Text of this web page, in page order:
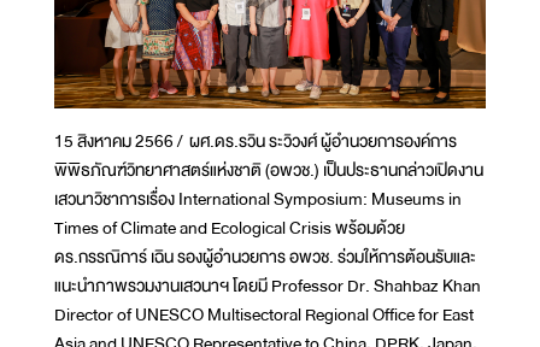
15 สิงหาคม 2566 / ผศ.ดร.รวิน ระวิวงศ์ ผู้อำนวยการองค์การ
พิพิธภัณฑ์วิทยาศาสตร์แห่งชาติ (อพวช.) เป็นประธานกล่าวเปิดงาน
เสวนาวิชาการเรื่อง International Symposium: ​Museums in
Times of Climate and Ecological Crisis​ พร้อมด้วย
ดร.กรรณิการ์ เฉิน รองผู้อำนวยการ อพวช. ร่วมให้การต้อนรับและ
แนะนำภาพรวมงานเสวนาฯ โดยมี Professor Dr. Shahbaz Khan
Director of UNESCO Multisectoral Regional Office for East